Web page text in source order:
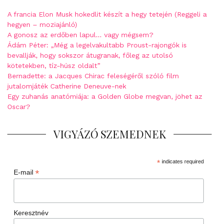
A francia Elon Musk hokedlit készít a hegy tetején (Reggeli a
hegyen – moziajánló)
A gonosz az erdőben lapul… vagy mégsem?
Ádám Péter: „Még a legelvakultabb Proust-rajongók is
bevallják, hogy sokszor átugranak, főleg az utolsó
kötetekben, tíz-húsz oldalt”
Bernadette: a Jacques Chirac feleségéről szóló film
jutalomjáték Catherine Deneuve-nek
Egy zuhanás anatómiája: a Golden Globe megvan, jöhet az
Oscar?
VIGYÁZÓ SZEMEDNEK
*indicates required
E-mail *
Keresztnév